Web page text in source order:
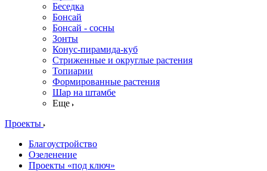
Беседка
Бонсай
Бонсай - сосны
Зонты
Конус-пирамида-куб
Стриженные и округлые растения
Топиарии
Формированные растения
Шар на штамбе
Еще
Проекты
Благоустройство
Озеленение
Проекты «под ключ»